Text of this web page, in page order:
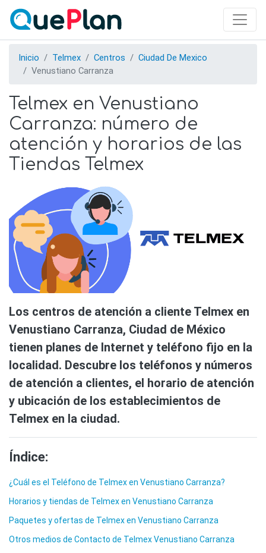
Inicio Telmex Centros
Ciudad De Mexico
Venustiano Carranza
Telmex en Venustiano
Carranza: número de
atención y horarios de las
Tiendas Telmex
Los centros de atención a cliente Telmex en
Venustiano Carranza, Ciudad de México
tienen planes de Internet y teléfono fijo en la
localidad. Descubre los teléfonos y números
de atención a clientes, el horario de atención
y ubicación de los establecimientos de
Telmex en la ciudad.
Índice:
¿Cuál es el Teléfono de Telmex en Venustiano Carranza?
Horarios y tiendas de Telmex en Venustiano Carranza
Paquetes y ofertas de Telmex en Venustiano Carranza
Otros medios de Contacto de Telmex Venustiano Carranza